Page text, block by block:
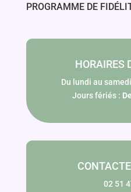
PROGRAMME DE
HORAIRES
Du lundi au
Jours fériés :
02 51